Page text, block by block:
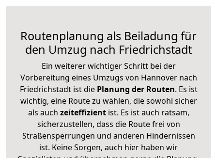
Routenplanung als Beiladung für
den Umzug nach Friedrichstadt
Ein weiterer wichtiger Schritt bei der
Vorbereitung eines Umzugs von Hannover nach
Friedrichstadt ist diePlanung der Routen. Es ist
wichtig, eine Route zu wählen, die sowohl sicher
als auch zeiteffizientist. Es ist auch ratsam,
sicherzustellen, dass die Route frei von
Straßensperrungen und anderen Hindernissen
ist. Keine Sorgen, auch hier haben wir